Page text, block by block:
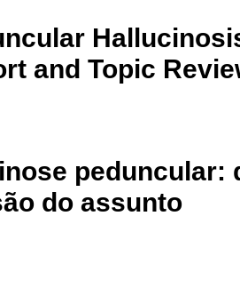
and Topic
peduncular:
do assunto